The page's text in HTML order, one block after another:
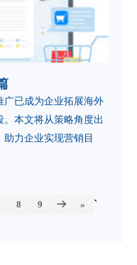
广已成为企业拓展海外
本文将从策略角度出
力企业实现营销目
8 9 » `